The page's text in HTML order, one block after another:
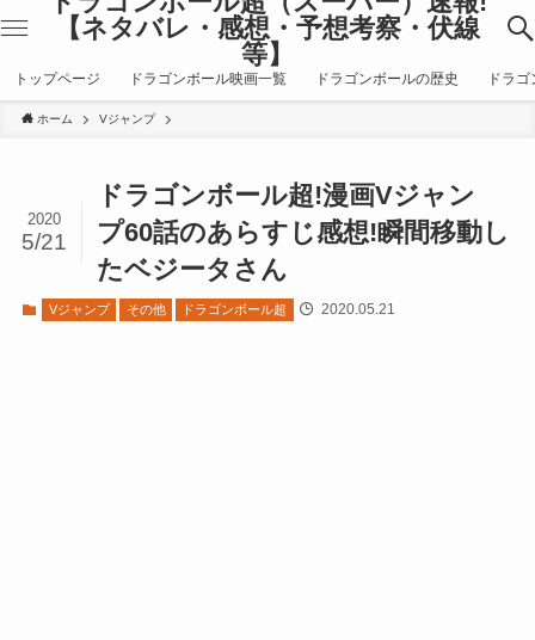
【ネタバレ・感想・予想考察・伏線
等】
トップページ ドラゴンボール映画一覧 ドラゴンボールの歴史 ドラ
ホーム Vジャンプ
ドラゴンボール超!漫画Vジャン
プ60話のあらすじ感想!瞬間移動し
たベジータさん
2020
5/21
Vジャンプ その他 ドラゴンボール超 2020.05.21